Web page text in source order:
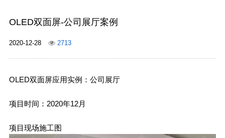
OLED双面屏-公司展厅案例
2020-12-28 2713
OLED双面屏应用实例：公司展厅
项目时间：2020年12月
项目现场施工图